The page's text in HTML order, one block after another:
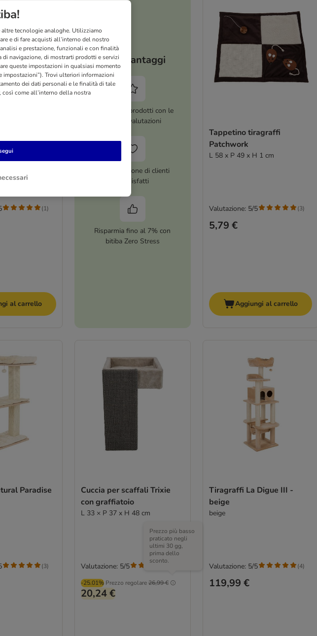
(1)
al carrello
I tuoi vantaggi
Oltre 8.000 prodotti con le
migliori valutazioni
Più di 1 milione di clienti
soddisfatti
Risparmia fino al 7% con
bitiba Zero Stress
Tappetino tiragraffi
Patchwork
L 58 x P 49 x H 1 cm
5,79 €
Valutazione: 5/5 (3)
Aggiungi al carrello
Paradise
(3)
Cuccia per scaffali Trixie
con graffiatoio
L 33 × P 37 x H 48 cm
-25.01% Prezzo regolare26,99 €
Prezzo più basso
praticato negli
ultimi 30 gg,
prima dello
sconto.
20,24 €
Valutazione: 5/5
Tiragraffi La Digue III -
beige
beige
119,99 €
Valutazione: 5/5 (4)
tecnologie analoghe. Utilizziamo
e di fare acquisti all’interno del nostro
e prestazione, funzionali e con finalità
navigazione, di mostrarti prodotti e servizi
queste impostazioni in qualsiasi momento
impostazioni”). Trovi ulteriori informazioni
dei dati personali e le finalità di tale
come all’interno della nostra